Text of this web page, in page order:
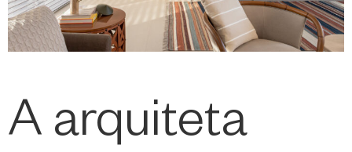
A arquiteta